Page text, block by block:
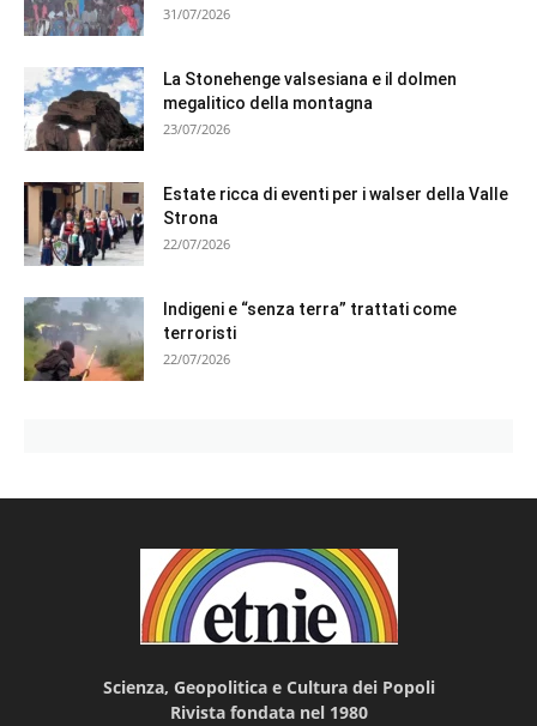
31/07/2026
La Stonehenge valsesiana e il dolmen
megalitico della montagna
23/07/2026
Estate ricca di eventi per i walser della Valle
Strona
22/07/2026
Indigeni e “senza terra” trattati come
terroristi
22/07/2026
Scienza, Geopolitica e Cultura dei Popoli
Rivista fondata nel 1980